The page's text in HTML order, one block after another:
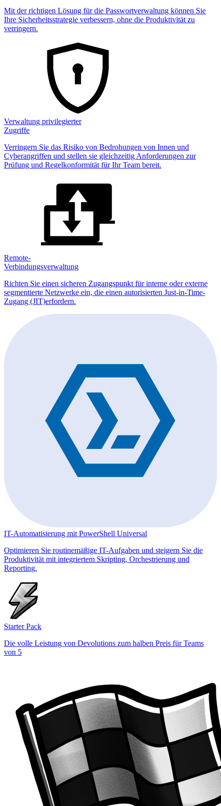
Mit der richtigen Lösung für die Passwortverwaltung können Sie
Ihre Sicherheitsstrategie verbessern, ohne die Produktivität zu
verringern.
Verwaltung privilegierter
Zugriffe
Verringern Sie das Risiko von Bedrohungen von Innen und
Cyberangriffen und stellen sie gleichzeitig Anforderungen zur
Prüfung und Regelkonformität für Ihr Team bereit.
Remote-
Verbindungsverwaltung
Richten Sie einen sicheren Zugangspunkt für interne oder externe
segmentierte Netzwerke ein, die einen autorisierten Just-in-Time-
Zugang (JIT)erfordern.
IT-Automatisierung mit PowerShell Universal
Optimieren Sie routinemäßige IT-Aufgaben und steigern Sie die
Produktivität mit integriertem Skripting, Orchestrierung und
Reporting.
Starter Pack
Die volle Leistung von Devolutions zum halben Preis für Teams
von 5